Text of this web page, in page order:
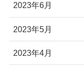
2023年6月
2023年5月
2023年4月